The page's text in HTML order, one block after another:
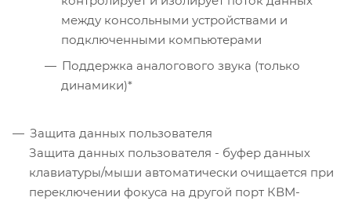
между консольными устройствами и
подключенными компьютерами
Поддержка аналогового звука (только
динамики)*
Защита данных пользователя
Защита данных пользователя - буфер данных
клавиатуры/мыши автоматически очищается при
переключении фокуса на другой порт КВМ-